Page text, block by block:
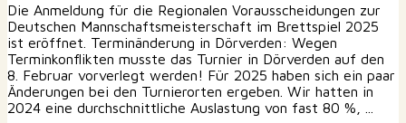
Die Anmeldung für die Regionalen Vorausscheidungen zur
Deutschen Mannschaftsmeisterschaft im Brettspiel 2025
ist eröffnet. Terminänderung in Dörverden: Wegen
Terminkonflikten musste das Turnier in Dörverden auf den
8. Februar vorverlegt werden! Für 2025 haben sich ein paar
Änderungen bei den Turnierorten ergeben. Wir hatten in
2024 eine durchschnittliche Auslastung von fast 80 %, ...